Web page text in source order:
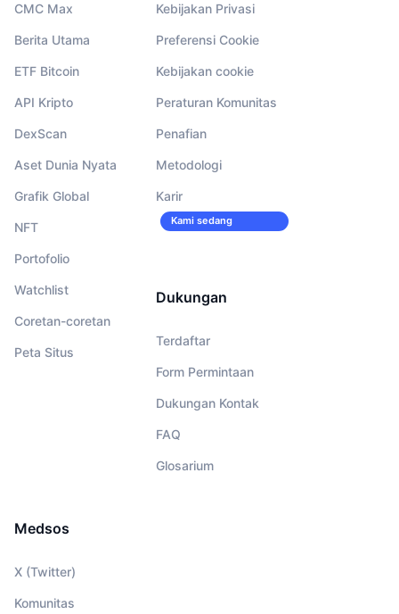
CMC Max
Berita Utama
ETF Bitcoin
API Kripto
DexScan
Aset Dunia Nyata
Grafik Global
NFT
Portofolio
Watchlist
Coretan-coretan
Peta Situs
Kebijakan Privasi
Preferensi Cookie
Kebijakan cookie
Peraturan Komunitas
Penafian
Metodologi
Karir
Kami sedang
Dukungan
Terdaftar
Form Permintaan
Dukungan Kontak
FAQ
Glosarium
Medsos
X (Twitter)
Komunitas